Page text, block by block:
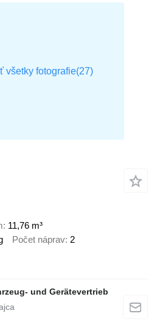
11,76 m³
Počet náprav 2
und Gerätevertrieb